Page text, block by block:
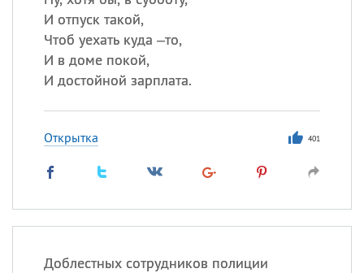
И отпуск такой,
Чтоб уехать куда –то,
И в доме покой,
И достойной зарплата.
Открытка 401
Доблестных сотрудников полиции